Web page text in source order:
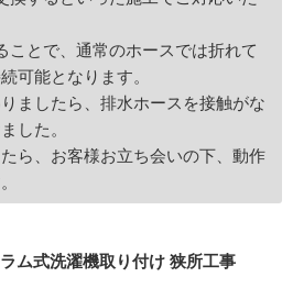
ことで、通常のホースでは折れて
可能となります。
ましたら、排水ホースを接触がな
した。
ら、お客様お立ち会いの下、動作
ム式洗濯機取り付け 狭所工事